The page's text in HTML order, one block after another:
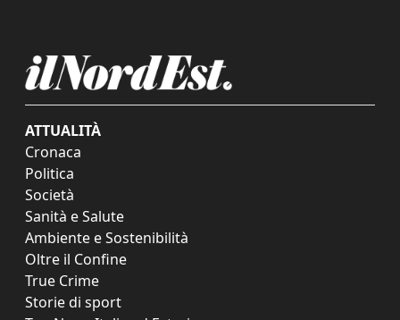
ATTUALITÀ
Cronaca
Politica
Società
Sanità e Salute
Ambiente e Sostenibilità
Oltre il Confine
True Crime
Storie di sport